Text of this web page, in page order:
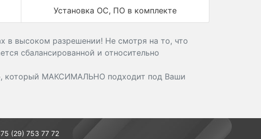
Установка ОС, ПО в комплекте
в высоком разрешении! Не смотря на то, что
сбалансированной и относительно
, который МАКСИМАЛЬНО подходит под Ваши
(29) 753 77 72